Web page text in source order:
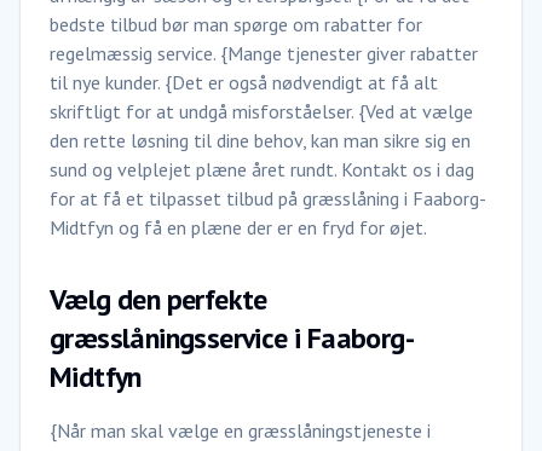
bedste tilbud bør man spørge om rabatter for
regelmæssig service. {Mange tjenester giver rabatter
til nye kunder. {Det er også nødvendigt at få alt
skriftligt for at undgå misforståelser. {Ved at vælge
den rette løsning til dine behov, kan man sikre sig en
sund og velplejet plæne året rundt. Kontakt os i dag
for at få et tilpasset tilbud på græsslåning i Faaborg-
Midtfyn og få en plæne der er en fryd for øjet.
Vælg den perfekte
græsslåningsservice i Faaborg-
Midtfyn
{Når man skal vælge en græsslåningstjeneste i